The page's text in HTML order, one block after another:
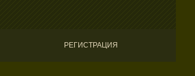
РЕГИСТРАЦИЯ